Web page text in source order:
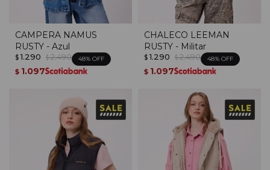
CAMPERA NAMUS
RUSTY - Azul
$ 1.290 $ 2.490 48
$ 1.097
CHALECO LEEMAN
RUSTY - Militar
$ 1.290 $ 2.490 48
$ 1.097